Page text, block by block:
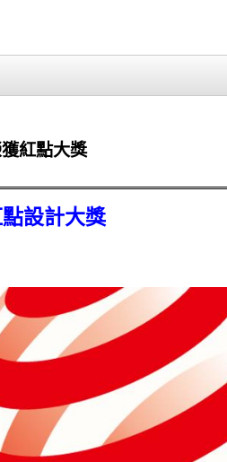
紅點大獎
設計大獎